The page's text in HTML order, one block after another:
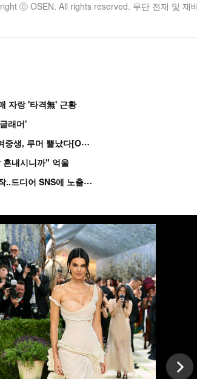
ⓒ OSEN. All rights reserved. 무단 전재 및 재
자랑 '타격無' 근황
래머'
“
연습생 아닙니다” 싸이 '흠뻑쇼' 즉석 캐스팅 여중생, 루머 뿔났다[Oh!쎈 이...
내시니까" 억울
'
흑백' 김도윤♥배우 김서연, 4년만 공개열애 시작..드디어 SNS에 노출 [핫피...